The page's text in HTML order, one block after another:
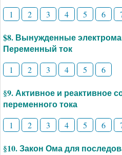
1 2 3 4 5 6
$8. Вынужденные
Переменный ток
1 2 3 4 5 6
§9. Активное и реактивное
переменного тока
1 2 3 4 5 6
§10. Закон Ома для